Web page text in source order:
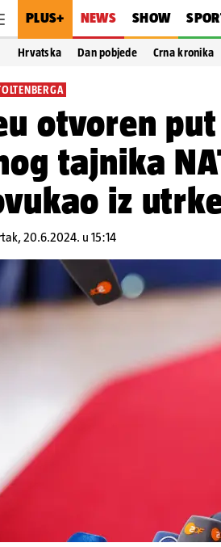
PLUS+ NEWS SHOW
Hrvatska Dan pobjede Crna kronika
otvoren
tajnika
iz
20.6.2024. u 15:14